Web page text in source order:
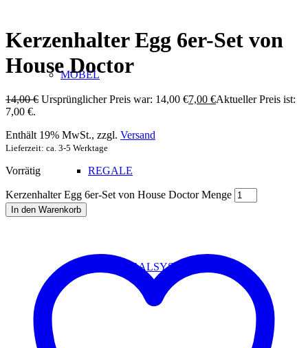
MÖBEL
REGALE
REGALSYSTEM
Kerzenhalter Egg 6er-Set von
House Doctor
14,00€ Ursprünglicher Preis war: 14,00 €7,00 €Aktueller Preis ist:
7,00 €.
Enthält 19% MwSt., zzgl. Versand
Lieferzeit: ca. 3-5 Werktage
Vorrätig
Kerzenhalter Egg 6er-Set von House Doctor Menge
In den Warenkorb